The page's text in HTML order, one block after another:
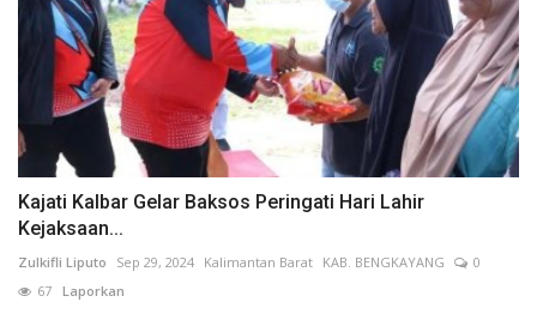
Kajati Kalbar Gelar Baksos Peringati Hari Lahir
Kejaksaan...
Zulkifli Liputo Sep 29, 2024 Kalimantan Barat KAB. BENGKAYANG
0
67 Laporkan